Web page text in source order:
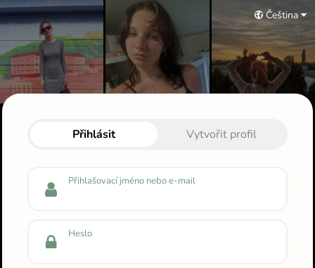
Přihlas se do svého profilu
Čeština
Přihlásit Vytvořit profil
Přihlašovací jméno nebo e-mail
Heslo